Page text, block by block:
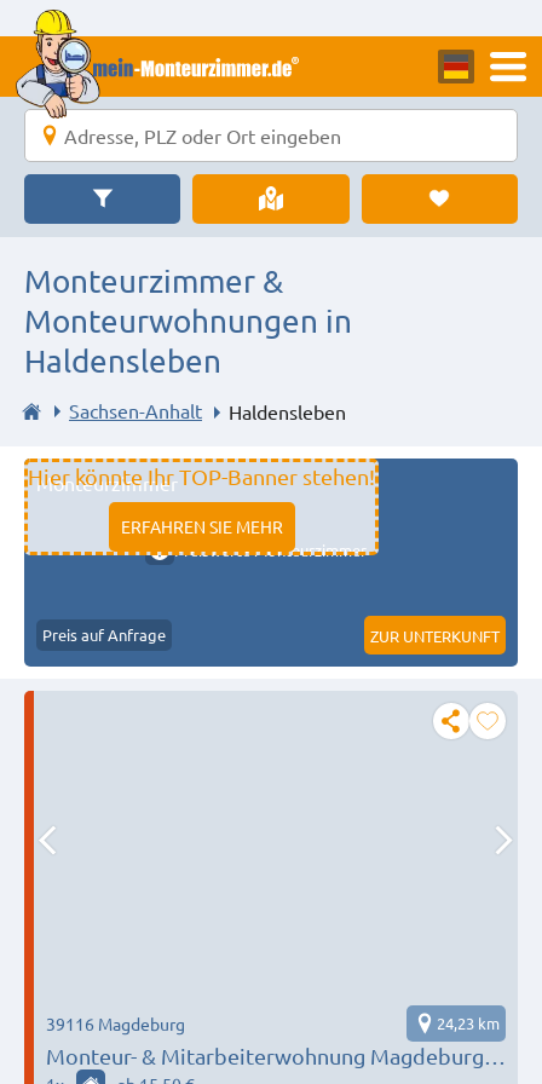
Monteurzimmer &
Monteurwohnungen in
Haldensleben
Sachsen-Anhalt Haldensleben
Hier könnte Ihr TOP-Banner stehen!
ERFAHREN SIE MEHR
Monteurzimmer
11333 fulda
Preiswerte Monteurzimmer
Preis auf Anfrage ZUR UNTERKUNFT
Monteur- & Mitarbeiterwohnung Magdeburg |
39116 Magdeburg 24,23 km